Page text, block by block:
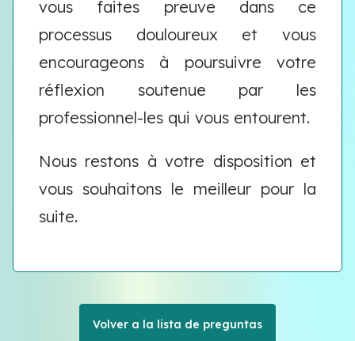
vous faites preuve dans ce
processus douloureux et vous
encourageons à poursuivre votre
réflexion soutenue par les
professionnel-les qui vous entourent.
Nous restons à votre disposition et
vous souhaitons le meilleur pour la
suite.
Volver a la lista de preguntas